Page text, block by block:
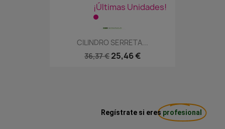
¡Últimas Unidades!
CILINDRO SERRETA...
36,37 € 25,46 €
Regístrate si eres profesional